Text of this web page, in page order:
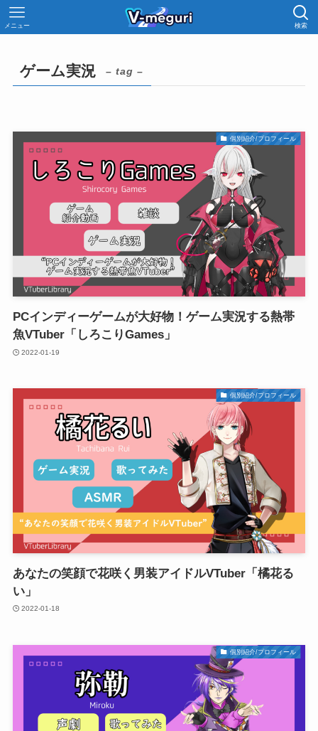
検索
メニュー
ゲーム実況 – tag –
個別紹介/プロフィール
PCインディーゲームが大好物！ゲーム実況する熱帯
魚VTuber「しろこりGames」
2022-01-19
個別紹介/プロフィール
あなたの笑顔で花咲く男装アイドルVTuber「橘花る
い」
2022-01-18
個別紹介/プロフィール